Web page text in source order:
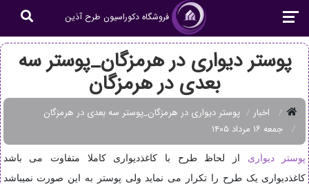
فروشگاه دکوراسیون طرح آذین
پوستر دیواری در هرمزگان_پوستر سه
بعدی در هرمزگان
اخبار
پوستر دیواری در هرمزگان_پوستر سه بعدی در هرمزگان
جمعه ۱۶ مرداد ۱۴۰۵
پوستر دیواری از لحاظ طرح با کاغذدیواری کاملا متفاوت می باشد
کاغذدیواری یک طرح را تکرار می نماید ولی پوستر به این صورت نمیباشد